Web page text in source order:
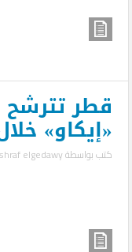
قطر
«إيكاو» خلال
كتب بواسطةelgedawy